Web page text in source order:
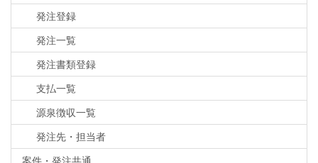
発注登録
発注一覧
発注書類登録
支払一覧
源泉徴収一覧
発注先・担当者